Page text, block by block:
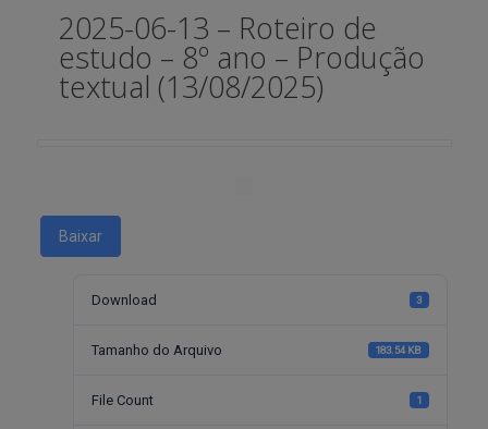
2025-06-13 – Roteiro de
estudo – 8º ano – Produção
textual (13/08/2025)
Baixar
Download 3
Tamanho do Arquivo 183.54 KB
File Count 1